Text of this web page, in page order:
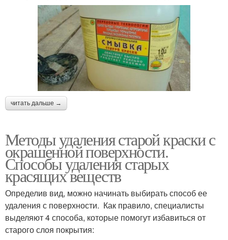
читать дальше →
Методы удаления старой краски с
окрашенной поверхности.
Способы удаления старых
красящих веществ
Определив вид, можно начинать выбирать способ ее
удаления с поверхности. Как правило, специалисты
выделяют 4 способа, которые помогут избавиться от
старого слоя покрытия: